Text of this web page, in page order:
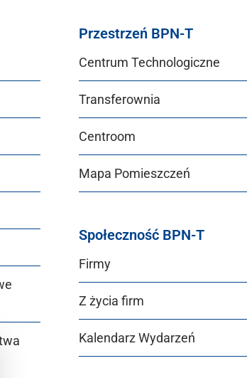
Przestrzeń BPN-T
Centrum Technologiczne
Transferownia
Centroom
Mapa Pomieszczeń
Społeczność BPN-T
Firmy
Z życia firm
Kalendarz Wydarzeń